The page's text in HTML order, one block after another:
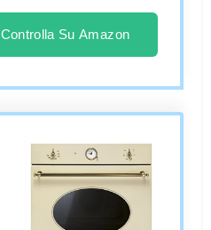
Controlla Su Amazon